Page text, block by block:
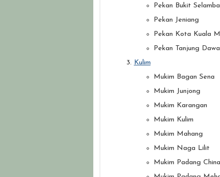
Pekan Bukit
Pekan Jeniang
Pekan Kota Kuala
Pekan Tanjung
Kulim
Mukim Bagan Sena
Mukim Junjong
Mukim Karangan
Mukim Kulim
Mukim Mahang
Mukim Naga Lilit
Mukim Padang China